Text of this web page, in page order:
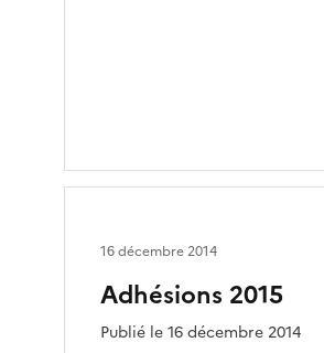
Adhésions 2015
Publié le 16 décembre 2014
16 décembre 2014